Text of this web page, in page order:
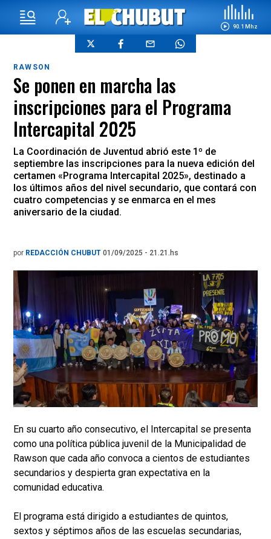
90.1 Mhz
RAWSON
Se ponen en marcha las
inscripciones para el Programa
Intercapital 2025
La Coordinación de Juventud abrió este 1º de
septiembre las inscripciones para la nueva edición del
certamen «Programa Intercapital 2025», destinado a
los últimos años del nivel secundario, que contará con
cuatro competencias y se enmarca en el mes
aniversario de la ciudad.
por REDACCIÓN CHUBUT 01/09/2025 - 21.21.hs
En su cuarto año consecutivo, el Intercapital se presenta
como una política pública juvenil de la Municipalidad de
Rawson que cada año convoca a cientos de estudiantes
secundarios y despierta gran expectativa en la
comunidad educativa.
El programa está dirigido a estudiantes de quintos,
sextos y séptimos años de las escuelas secundarias,